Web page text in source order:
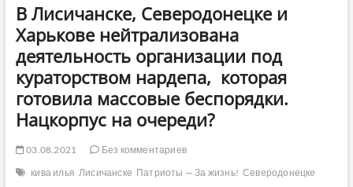
В Лисичанске, Северодонецке и
Харькове нейтрализована
деятельность организации под
кураторством нардепа, которая
готовила массовые беспорядки.
Нацкорпус на очереди?
03.08.2021
Без комментариев
кива илья Лисичанске Патриоты — За жизнь! Северодонецке